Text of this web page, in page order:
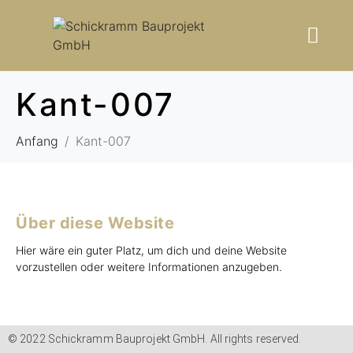
Kant-007
Anfang Kant-007
Über diese Website
Hier wäre ein guter Platz, um dich und deine Website
vorzustellen oder weitere Informationen anzugeben.
© 2022 Schickramm Bauprojekt GmbH. All rights reserved.